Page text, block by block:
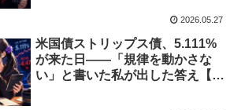
2026.05.27
米国債ストリップス債、5.111%
が来た日——「規律を動かさな
い」と書いた私が出した答え【投